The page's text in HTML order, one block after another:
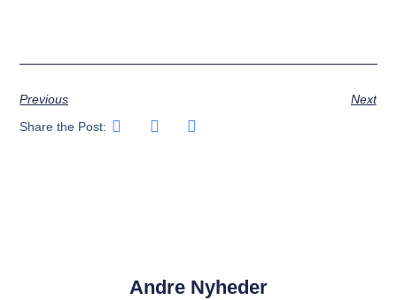
Previous
Next
Share the Post:
Andre Nyheder